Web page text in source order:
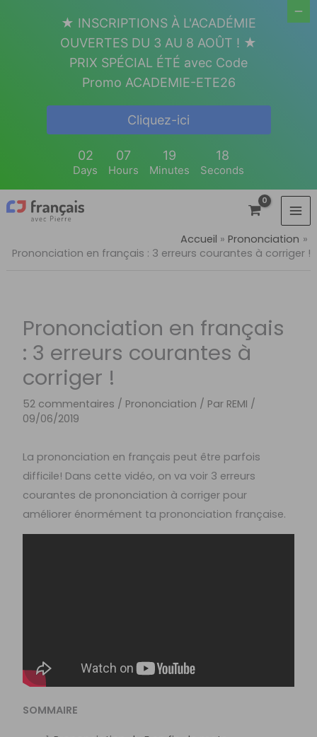
Accueil
Prononciation
Prononciation en français : 3 erreurs courantes à corriger !
Prononciation en français
: 3 erreurs courantes à
corriger !
52 commentaires / Prononciation / Par REMI /
09/06/2019
La prononciation en français peut être parfois
difficile! Dans cette vidéo, on va voir 3 erreurs
courantes de prononciation à corriger pour
améliorer énormément ta prononciation française.
SOMMAIRE
★ INSCRIPTIONS À L'ACADÉMIE
OUVERTES DU 3 AU 8 AOÛT ! ★
PRIX SPÉCIAL ÉTÉ avec Code
Promo ACADEMIE-ETE26
Cliquez-ici
02
Days
07
Hours
19
Minutes
17
Seconds